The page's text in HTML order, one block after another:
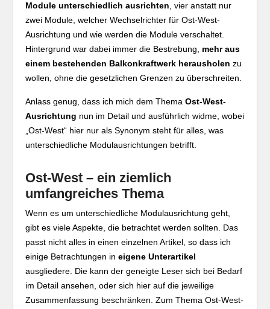
Module unterschiedlich ausrichten , vier anstatt nur
zwei Module, welcher Wechselrichter für Ost-West-
Ausrichtung und wie werden die Module verschaltet.
Hintergrund war dabei immer die Bestrebung, mehr aus
einem bestehenden Balkonkraftwerk herausholen zu
wollen, ohne die gesetzlichen Grenzen zu überschreiten.
Anlass genug, dass ich mich dem ThemaOst-West-
Ausrichtung nun im Detail und ausführlich widme, wobei
„Ost-West“ hier nur als Synonym steht für alles, was
unterschiedliche Modulausrichtungen betrifft.
Ost-West – ein ziemlich
umfangreiches Thema
Wenn es um unterschiedliche Modulausrichtung geht,
gibt es viele Aspekte, die betrachtet werden sollten. Das
passt nicht alles in einen einzelnen Artikel, so dass ich
einige Betrachtungen ineigene Unterartikel
ausgliedere. Die kann der geneigte Leser sich bei Bedarf
im Detail ansehen, oder sich hier auf die jeweilige
Zusammenfassung beschränken. Zum Thema Ost-West-